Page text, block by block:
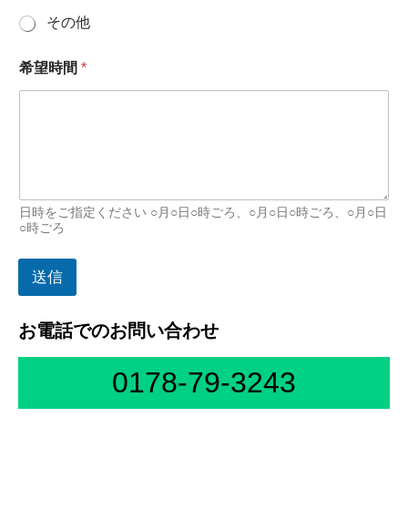
その他
希望時間 *
日時をご指定ください ○月○日○時ごろ、○月○日○時ごろ、○月○日
○時ごろ
送信
お電話でのお問い合わせ
0178-79-3243